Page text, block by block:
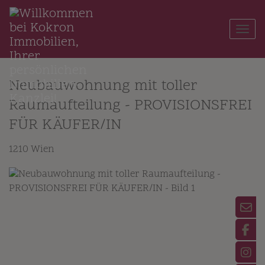
Neubauwohnung mit toller
Raumaufteilung - PROVISIONSFREI
FÜR KÄUFER/IN
1210 Wien